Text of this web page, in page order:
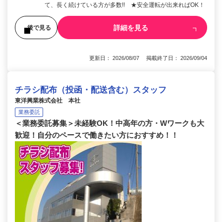
て、長く続けている方が多数!! ★安全運転が出来ればOK！
後で見る 詳細を見る
更新日： 2026/08/07 掲載終了日： 2026/09/04
チラシ配布（投函・配送含む）スタッフ
東洋興業株式会社 本社
業務委託
＜業務委託募集＞未経験OK！中高年の方・Wワークも大
歓迎！自分のペースで働きたい方におすすめ！！